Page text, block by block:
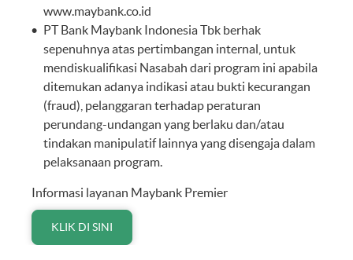
www.maybank.co.id
PT Bank Maybank Indonesia Tbk berhak
sepenuhnya atas pertimbangan internal, untuk
mendiskualifikasi Nasabah dari program ini apabila
ditemukan adanya indikasi atau bukti kecurangan
(fraud), pelanggaran terhadap peraturan
perundang-undangan yang berlaku dan/atau
tindakan manipulatif lainnya yang disengaja dalam
pelaksanaan program.
Informasi layanan Maybank Premier
KLIK DI SINI